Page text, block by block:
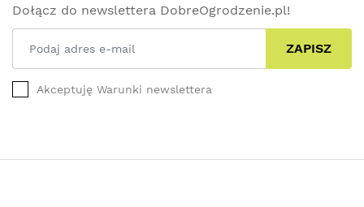
Dołącz do newslettera DobreOgrodzenie.pl!
ZAPISZ
Akceptuję Warunki newslettera